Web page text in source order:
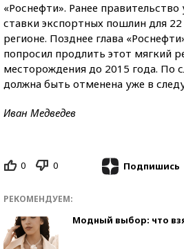
«Роснефти». Ранее
ставки экспортных пошлин для
регионе. Позднее глава
попросил продлить этот мягкий
месторождения до 2015 года. По
должна быть отменена уже в
Иван Медведев
0 0 Подпишись
РЕКОМЕНДУЕМ:
Модный выбор: что